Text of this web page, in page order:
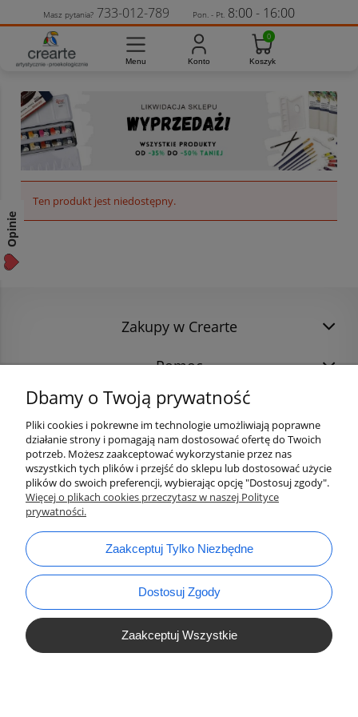
Ten produkt jest niedostępny.
Zakupy w Crearte
Pomoc
bok@ArtykulyDlaPlastykow.pl
tel.:733 012 789
Masz pytania? 733-012-789 Pon. - Pt. 8:00 - 16:00
Dbamy o Twoją prywatność
Pliki cookies i pokrewne im technologie umożliwiają poprawne
działanie strony i pomagają nam dostosować ofertę do Twoich
potrzeb. Możesz zaakceptować wykorzystanie przez nas
wszystkich tych plików i przejść do sklepu lub dostosować użycie
plików do swoich preferencji, wybierając opcję "Dostosuj zgody".
Więcej o plikach cookies przeczytasz w naszej Polityce
prywatności.
Zaakceptuj Tylko Niezbędne
Dostosuj Zgody
Zaakceptuj Wszystkie
Opinie